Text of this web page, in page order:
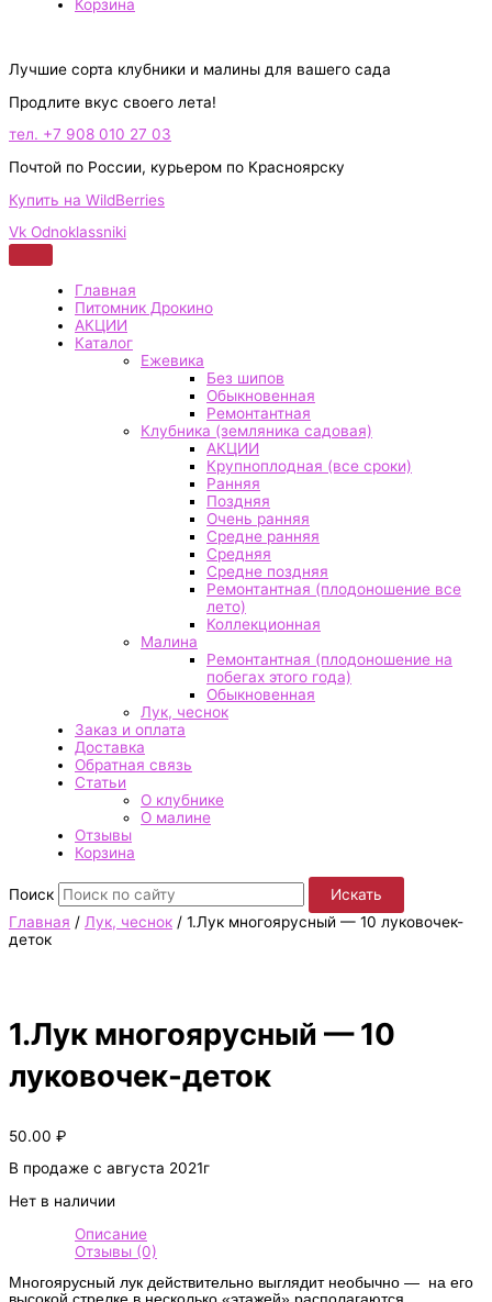
Корзина
Лучшие сорта клубники и малины для вашего сада
Продлите вкус своего лета!
тел. +7 908 010 27 03
Почтой по России, курьером по Красноярску
Купить на WildBerries
Vk Odnoklassniki
Главная
Питомник Дрокино
АКЦИИ
Каталог
Ежевика
Без шипов
Обыкновенная
Ремонтантная
Клубника (земляника садовая)
АКЦИИ
Крупноплодная (все сроки)
Ранняя
Поздняя
Очень ранняя
Средне ранняя
Средняя
Средне поздняя
Ремонтантная (плодоношение все
лето)
Коллекционная
Малина
Ремонтантная (плодоношение на
побегах этого года)
Обыкновенная
Лук, чеснок
Заказ и оплата
Доставка
Обратная связь
Статьи
О клубнике
О малине
Отзывы
Корзина
Поиск
Искать
Главная / Лук, чеснок / 1.Лук многоярусный — 10 луковочек-
деток
1.Лук многоярусный — 10
луковочек-деток
50.00 ₽
В продаже с августа 2021г
Нет в наличии
Описание
Отзывы (0)
Многоярусный лук действительно выглядит необычно — на его